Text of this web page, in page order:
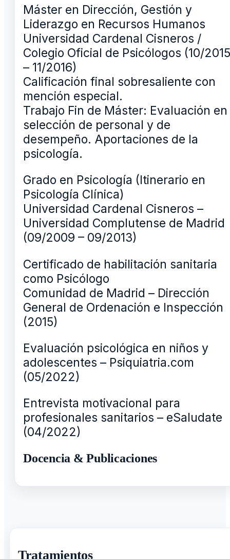
Máster en Dirección, Gestión y
Liderazgo en Recursos Humanos
Universidad Cardenal Cisneros /
Colegio Oficial de Psicólogos (10/2015
– 11/2016)
Calificación final sobresaliente con
mención especial.
Trabajo Fin de Máster: Evaluación en
selección de personal y de
desempeño. Aportaciones de la
psicología.
Grado en Psicología (Itinerario en
Psicología Clínica)
Universidad Cardenal Cisneros –
Universidad Complutense de Madrid
(09/2009 – 09/2013)
Certificado de habilitación sanitaria
como Psicólogo
Comunidad de Madrid – Dirección
General de Ordenación e Inspección
(2015)
Evaluación psicológica en niños y
adolescentes – Psiquiatria.com
(05/2022)
Entrevista motivacional para
profesionales sanitarios – eSaludate
(04/2022)
Docencia & Publicaciones
Tratamientos